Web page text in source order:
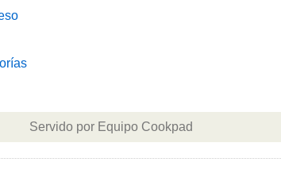
Servido por Equipo Cookpad